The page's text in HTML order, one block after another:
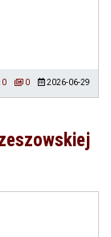
0 0 2026-06-29